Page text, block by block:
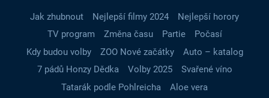
Jak zhubnout Nejlepší filmy 2024
Nejlepší horory
TV program
Změna času Partie
Počasí
Kdy budou volby
ZOO Nové začátky
Auto – katalog
7 pádů Honzy Dědka
Volby 2025
Svařené víno
Tatarák podle Pohlreicha
Aloe vera